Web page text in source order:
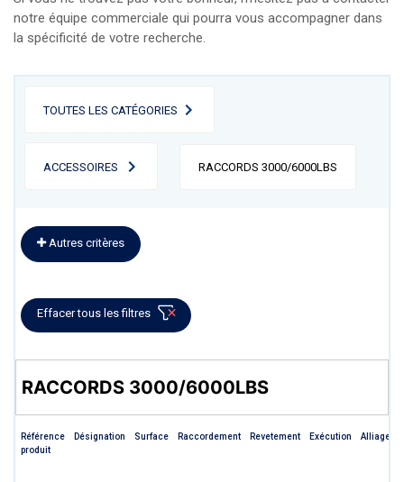
notre équipe commerciale qui pourra vous accompagner dans
la spécificité de votre recherche.
TOUTES LES CATÉGORIES
ACCESSOIRES RACCORDS 3000/6000LBS
Autres critères
Effacer tous les filtres
RACCORDS 3000/6000LBS
Référence
produit
Désignation Surface Raccordement Revetement Exécution Alliage